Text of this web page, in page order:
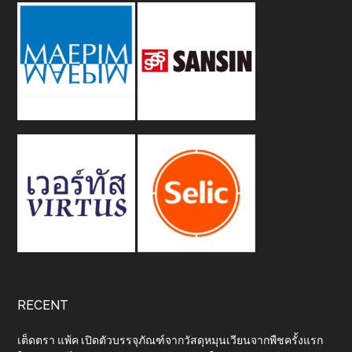
RECENT
เต็ดตรา แพ้ค เปิดตัวบรรจุภัณฑ์จากวัสดุหมุนเวียนจากพืชครั้งแรก